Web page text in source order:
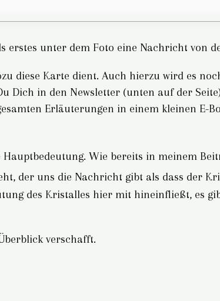
erstes unter dem Foto eine Nachricht von
diese Karte dient. Auch hierzu wird es
Dich in den Newsletter (unten auf der
Erläuterungen in einem kleinen E-
Wie bereits in meinem
der uns die Nachricht gibt als dass der
des Kristalles hier mit hineinfließt, es
verschafft.